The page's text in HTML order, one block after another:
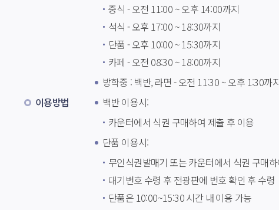
중식 - 오전 11:00 ~ 오후 14:00까지
석식 - 오후 17:00 ~ 18:30까지
단품 - 오후 10:00 ~ 15:30까지
카페 - 오전 08:30 ~ 18:00까지
방학중 : 백반, 라면 - 오전 11:30 ~ 오후 1:30까
이용방법
백반 이용시:
카운터에서 식권 구매하여 제출 후 이용
단품 이용시:
무인식권발매기 또는 카운터에서 식권 구매
대기번호 수령 후 전광판에 번호 확인 후 수령
단품은 10:00~15:30 시간 내 이용 가능